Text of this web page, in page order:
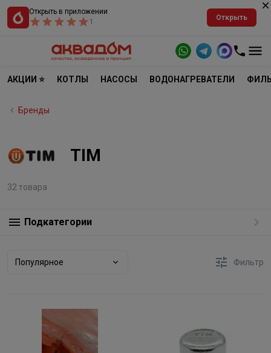
Открыть в приложении
1
Открыть
АКЦИИ ⭐ КОТЛЫ НАСОСЫ ВОДОНАГРЕВАТЕЛИ
Бренды
TIM
32 товара
Подкатегории
Популярное Фильтр